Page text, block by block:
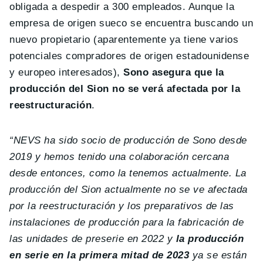
obligada a despedir a 300 empleados. Aunque la
empresa de origen sueco se encuentra buscando un
nuevo propietario (aparentemente ya tiene varios
potenciales compradores de origen estadounidense
y europeo interesados),Sono asegura que la
producción del Sion no se verá afectada por la
reestructuración.
“NEVS ha sido socio de producción de Sono desde
2019 y hemos tenido una colaboración cercana
desde entonces, como la tenemos actualmente. La
producción del Sion actualmente no se ve afectada
por la reestructuración y los preparativos de las
instalaciones de producción para la fabricación de
las unidades de preserie en 2022 y la producción
en serie en la primera mitad de 2023ya se están